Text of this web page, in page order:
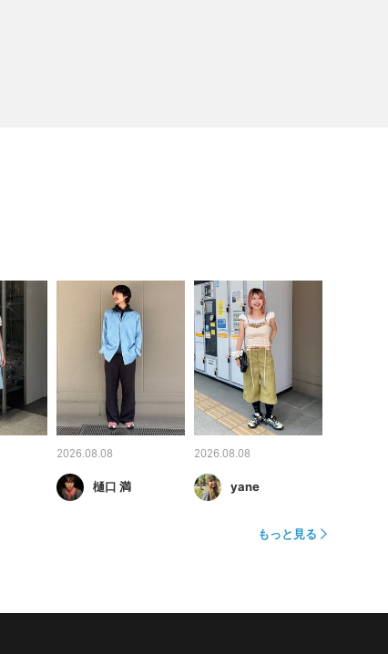
2026.08.08
樋口 満
2026.08.08
yane
もっと見る